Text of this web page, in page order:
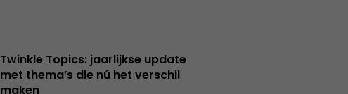
Twinkle Topics: jaarlijkse update
met thema’s die nú het verschil
maken